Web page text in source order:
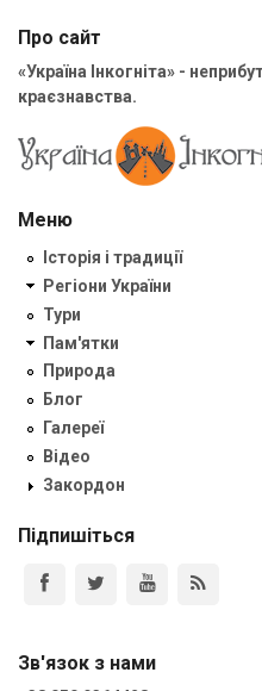
Про сайт
«Україна Інкогніта» -
краєзнавства.
Меню
Історія і традиції
Регіони України
Тури
Пам'ятки
Природа
Блог
Галереї
Відео
Закордон
Підпишіться
Зв'язок з нами